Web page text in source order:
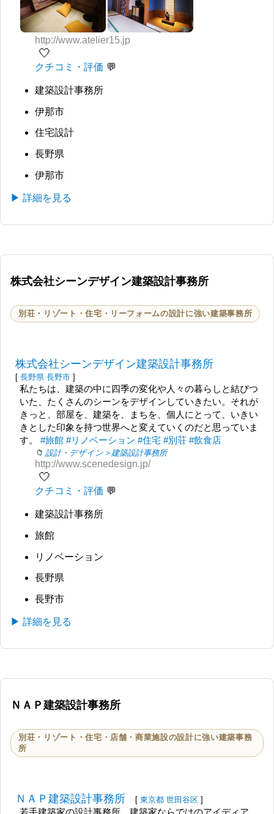
http://www.atelier15.jp
🤍
クチコミ・評価
建築設計事務所
伊那市
住宅設計
長野県
伊那市
▶ 詳細を見る
株式会社シーンデザイン建築設計事務所
別荘・リゾート・住宅・リーフォームの設計に強い建築事務所
株式会社シーンデザイン建築設計事務所
[ 長野県 長野市 ]
私たちは、建築の中に四季の変化や人々の暮らしと結びつ
いた、たくさんのシーンをデザインしていきたい。それが
きっと、部屋を、建築を、まちを、個人にとって、いきい
きとした印象を持つ世界へと変えていくのだと思っていま
す。#旅館 #リノベーション #住宅 #別荘 #飲食店
設計・デザイン＞建築設計事務所
http://www.scenedesign.jp/
🤍
クチコミ・評価
建築設計事務所
旅館
リノベーション
長野県
長野市
▶ 詳細を見る
ＮＡＰ建築設計事務所
別荘・リゾート・住宅・店舗・商業施設の設計に強い建築事務
所
ＮＡＰ建築設計事務所 [ 東京都 世田谷区 ]